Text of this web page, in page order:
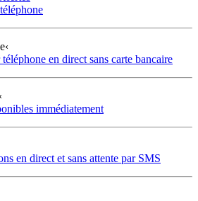
‹
en direct sans carte bancaire
‹
immédiatement
en direct et sans attente par SMS